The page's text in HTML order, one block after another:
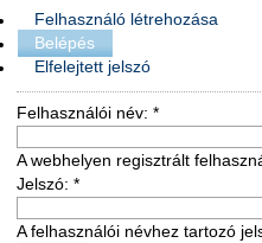
Felhasználó létrehozása
Belépés
Elfelejtett jelszó
Felhasználói név: *
A webhelyen regisztrált
Jelszó: *
A felhasználói névhez tartozó